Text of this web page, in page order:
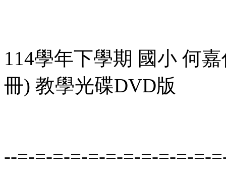
114學年下學期 國小 何
冊) 教學光碟DVD版
--=-=-=-=-=-=-=-=-=-=-=-